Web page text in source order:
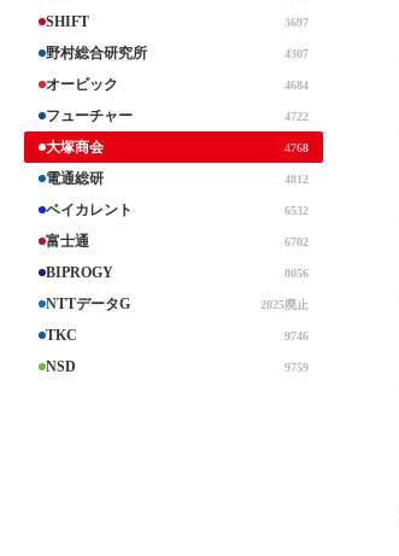
SHIFT 3697
野村総合研究所 4307
オービック 4684
フューチャー 4722
大塚商会 4768
電通総研 4812
ベイカレント 6532
富士通 6702
BIPROGY 8056
NTTデータG 2025廃止
TKC 9746
NSD 9759